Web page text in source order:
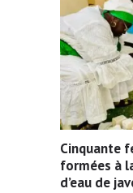
Cinquante
formées à
d’eau de